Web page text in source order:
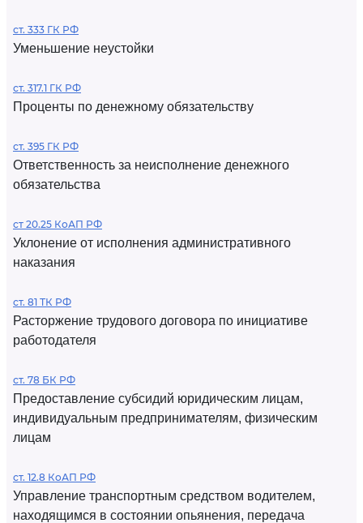
ст. 333 ГК РФ
Уменьшение неустойки
ст. 317.1 ГК РФ
Проценты по денежному обязательству
ст. 395 ГК РФ
Ответственность за неисполнение денежного
обязательства
ст 20.25 КоАП РФ
Уклонение от исполнения административного
наказания
ст. 81 ТК РФ
Расторжение трудового договора по инициативе
работодателя
ст. 78 БК РФ
Предоставление субсидий юридическим лицам,
индивидуальным предпринимателям, физическим
лицам
ст. 12.8 КоАП РФ
Управление транспортным средством водителем,
находящимся в состоянии опьянения, передача